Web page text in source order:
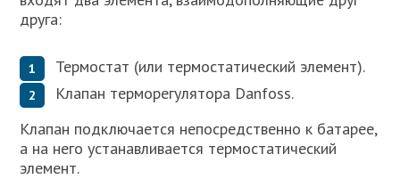
друга:
Термостат (или термостатический элемент).
Клапан терморегулятора Danfoss.
Клапан подключается непосредственно к батарее,
а на него устанавливается термостатический
элемент.